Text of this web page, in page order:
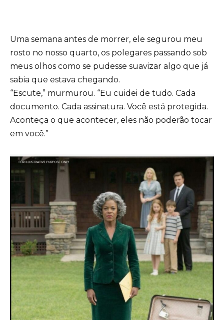
Uma semana antes de morrer, ele segurou meu
rosto no nosso quarto, os polegares passando sob
meus olhos como se pudesse suavizar algo que já
sabia que estava chegando.
“Escute,” murmurou. “Eu cuidei de tudo. Cada
documento. Cada assinatura. Você está protegida.
Aconteça o que acontecer, eles não poderão tocar
em você.”